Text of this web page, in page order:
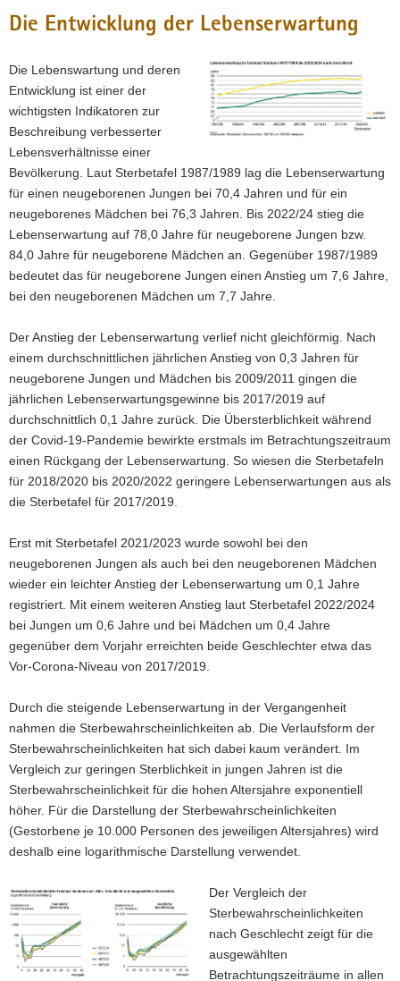
Die Entwicklung der Lebenserwartung
Die Lebenswartung und deren
Entwicklung ist einer der
wichtigsten Indikatoren zur
Beschreibung verbesserter
Lebensverhältnisse einer
Bevölkerung. Laut Sterbetafel 1987/1989 lag die Lebenserwartung
für einen neugeborenen Jungen bei 70,4 Jahren und für ein
neugeborenes Mädchen bei 76,3 Jahren. Bis 2022/24 stieg die
Lebenserwartung auf 78,0 Jahre für neugeborene Jungen bzw.
84,0 Jahre für neugeborene Mädchen an. Gegenüber 1987/1989
bedeutet das für neugeborene Jungen einen Anstieg um 7,6 Jahre,
bei den neugeborenen Mädchen um 7,7 Jahre.
Der Anstieg der Lebenserwartung verlief nicht gleichförmig. Nach
einem durchschnittlichen jährlichen Anstieg von 0,3 Jahren für
neugeborene Jungen und Mädchen bis 2009/2011 gingen die
jährlichen Lebenserwartungsgewinne bis 2017/2019 auf
durchschnittlich 0,1 Jahre zurück. Die Übersterblichkeit während
der Covid-19-Pandemie bewirkte erstmals im Betrachtungszeitraum
einen Rückgang der Lebenserwartung. So wiesen die Sterbetafeln
für 2018/2020 bis 2020/2022 geringere Lebenserwartungen aus als
die Sterbetafel für 2017/2019.
Erst mit Sterbetafel 2021/2023 wurde sowohl bei den
neugeborenen Jungen als auch bei den neugeborenen Mädchen
wieder ein leichter Anstieg der Lebenserwartung um 0,1 Jahre
registriert. Mit einem weiteren Anstieg laut Sterbetafel 2022/2024
bei Jungen um 0,6 Jahre und bei Mädchen um 0,4 Jahre
gegenüber dem Vorjahr erreichten beide Geschlechter etwa das
Vor-Corona-Niveau von 2017/2019.
Durch die steigende Lebenserwartung in der Vergangenheit
nahmen die Sterbewahrscheinlichkeiten ab. Die Verlaufsform der
Sterbewahrscheinlichkeiten hat sich dabei kaum verändert. Im
Vergleich zur geringen Sterblichkeit in jungen Jahren ist die
Sterbewahrscheinlichkeit für die hohen Altersjahre exponentiell
höher. Für die Darstellung der Sterbewahrscheinlichkeiten
(Gestorbene je 10.000 Personen des jeweiligen Altersjahres) wird
deshalb eine logarithmische Darstellung verwendet.
Der Vergleich der
Sterbewahrscheinlichkeiten
nach Geschlecht zeigt für die
ausgewählten
Betrachtungszeiträume in allen